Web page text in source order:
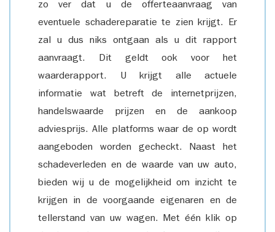
zo ver dat u de offerteaanvraag van
eventuele schadereparatie te zien krijgt. Er
zal u dus niks ontgaan als u dit rapport
aanvraagt. Dit geldt ook voor het
waarderapport. U krijgt alle actuele
informatie wat betreft de internetprijzen,
handelswaarde prijzen en de aankoop
adviesprijs. Alle platforms waar de op wordt
aangeboden worden gecheckt. Naast het
schadeverleden en de waarde van uw auto,
bieden wij u de mogelijkheid om inzicht te
krijgen in de voorgaande eigenaren en de
tellerstand van uw wagen. Met één klik op